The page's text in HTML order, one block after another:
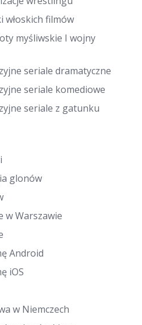
włoskich filmów
myśliwskie I wojny
seriale dramatyczne
seriale komediowe
seriale z gatunku
glonów
w Warszawie
Android
iOS
w Niemczech